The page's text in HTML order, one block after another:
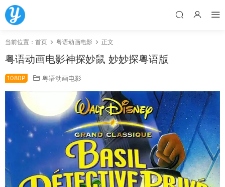
当前位置： 首页 粤语动画电影 正文
粤语动画电影神探妙鼠 妙妙探粤语版
1080P 粤语动画电影